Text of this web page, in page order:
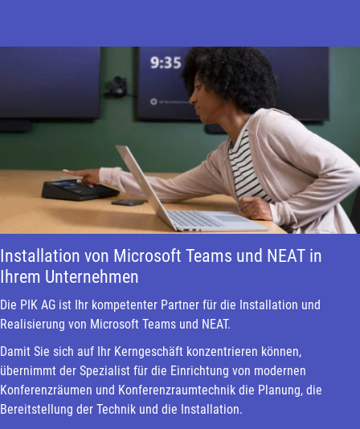
Installation von Microsoft Teams und NEAT in
Ihrem Unternehmen
Die PIK AG ist Ihr kompetenter Partner für die Installation und
Realisierung von Microsoft Teams und NEAT.
Damit Sie sich auf Ihr Kerngeschäft konzentrieren können,
übernimmt der Spezialist für die Einrichtung von modernen
Konferenzräumen und Konferenzraumtechnik die Planung, die
Bereitstellung der Technik und die Installation.